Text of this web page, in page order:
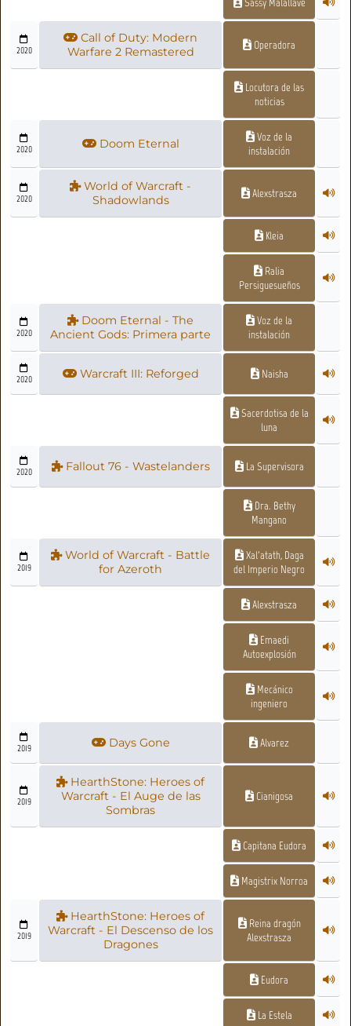
2020
Call of Duty: Modern
Warfare 2 Remastered
Operadora
Locutora de las
noticias
2020 Doom Eternal
Voz de la
instalación
2020
World of Warcraft -
Shadowlands
Alexstrasza
Kleia
Ralia
Persiguesueños
2020
Doom Eternal - The
Ancient Gods: Primera parte
Voz de la
instalación
2020 Warcraft III: Reforged Naisha
Sacerdotisa de la
luna
2020 Fallout 76 - Wastelanders La Supervisora
Dra. Bethy
Mangano
2019
World of Warcraft - Battle
for Azeroth
Xal'atath, Daga
del Imperio Negro
Alexstrasza
Emaedi
Autoexplosión
Mecánico
ingeniero
2019 Days Gone Alvarez
2019
HearthStone: Heroes of
Warcraft - El Auge de las
Sombras
Cianigosa
Capitana Eudora
Magistrix Norroa
2019
HearthStone: Heroes of
Warcraft - El Descenso de los
Dragones
Reina dragón
Alexstrasza
Eudora
La Estela